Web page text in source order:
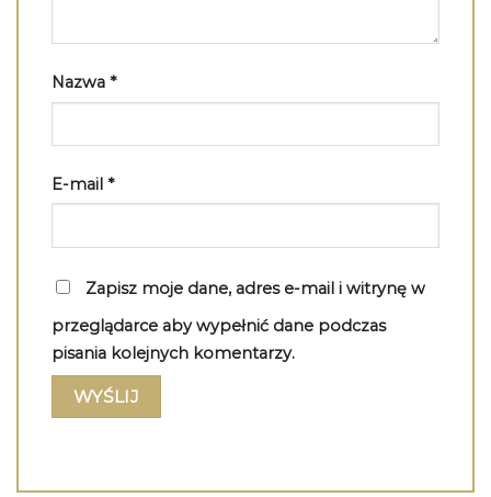
Nazwa *
E-mail *
Zapisz moje dane, adres e-mail i witrynę w
przeglądarce aby wypełnić dane podczas
pisania kolejnych komentarzy.